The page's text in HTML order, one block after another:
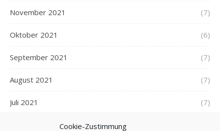
Cookie-Zustimmung
November 2021 (7)
Oktober 2021 (6)
September 2021 (7)
August 2021 (7)
Juli 2021 (7)